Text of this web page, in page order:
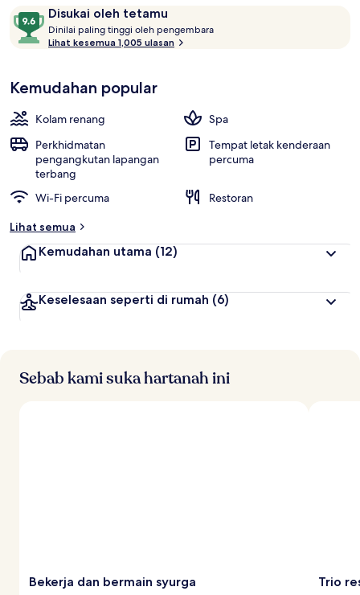
Ulasan Disukai oleh tetamu
9.6
daripada
10,
oleh
tetamu
Dinilai paling tinggi oleh pengembara
i
p
a
n
t
g
g
e
Lihat kesemua 1,005 ulasan
Kemudahan popular
Kolam renang
Spa
Perkhidmatan
pengangkutan lapangan
terbang
Tempat letak kenderaan
percuma
Wi-Fi percuma
Restoran
Lihat semua
Kemudahan utama (12)
Keselesaan seperti di rumah (6)
Sebab kami suka hartanah ini
Bekerja dan bermain syurga Trio